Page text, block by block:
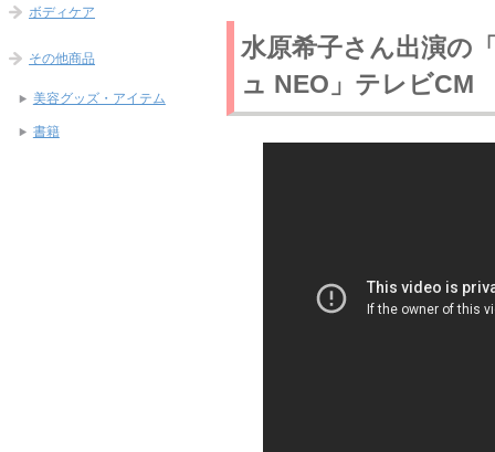
水原希子さん出演の
ュ NEO」テレビCM
ボディケア
その他商品
美容グッズ・アイテム
書籍